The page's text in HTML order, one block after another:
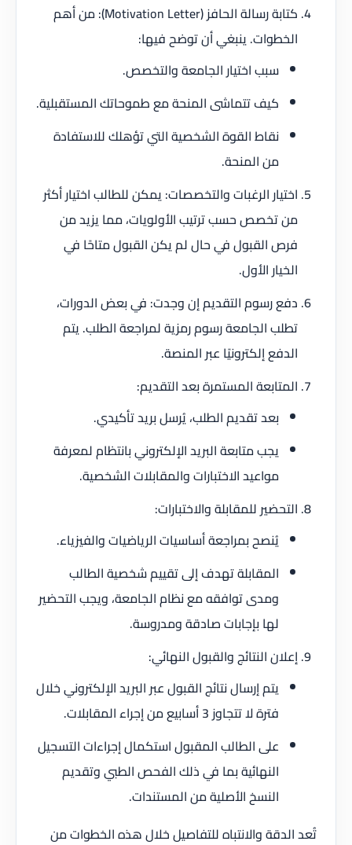
كتابة رسالة الحافز (Motivation Letter): من أهم
الخطوات. ينبغي أن توضح فيها:
سبب اختيار الجامعة والتخصص.
كيف تتماشى المنحة مع طموحاتك المستقبلية.
نقاط القوة الشخصية التي تؤهلك للاستفادة
من المنحة.
اختيار الرغبات والتخصصات: يمكن للطالب اختيار أكثر
من تخصص حسب ترتيب الأولويات، مما يزيد من
فرص القبول في حال لم يكن القبول متاحًا في
الخيار الأول.
دفع رسوم التقديم إن وجدت: في بعض الدورات،
تطلب الجامعة رسوم رمزية لمراجعة الطلب. يتم
الدفع إلكترونيًا عبر المنصة.
المتابعة المستمرة بعد التقديم:
بعد تقديم الطلب، يُرسل بريد تأكيدي.
يجب متابعة البريد الإلكتروني بانتظام لمعرفة
مواعيد الاختبارات والمقابلات الشخصية.
التحضير للمقابلة والاختبارات:
يُنصح بمراجعة أساسيات الرياضيات والفيزياء.
المقابلة تهدف إلى تقييم شخصية الطالب
ومدى توافقه مع نظام الجامعة، ويجب التحضير
لها بإجابات صادقة ومدروسة.
إعلان النتائج والقبول النهائي:
يتم إرسال نتائج القبول عبر البريد الإلكتروني خلال
فترة لا تتجاوز 3 أسابيع من إجراء المقابلات.
على الطالب المقبول استكمال إجراءات التسجيل
النهائية بما في ذلك الفحص الطبي وتقديم
النسخ الأصلية من المستندات.
تُعد الدقة والانتباه للتفاصيل خلال هذه الخطوات من